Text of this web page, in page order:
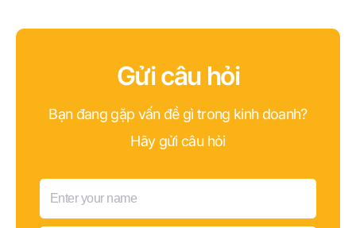
Gửi câu hỏi
Bạn đang gặp vấn đề gì trong kinh doanh?
Hãy gửi câu hỏi